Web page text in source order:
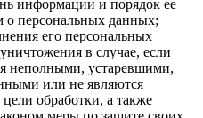
информации и порядок ее
о персональных данных;
его персональных
в случае, если
неполными, устаревшими,
или не являются
обработки, а также